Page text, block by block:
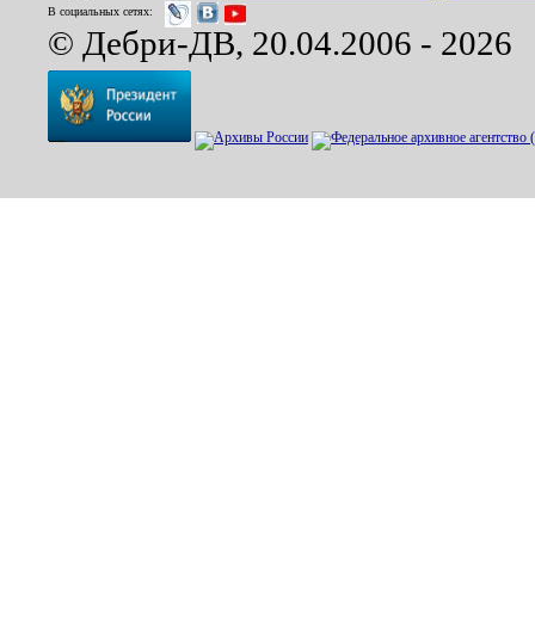
В социальных сетях:
© Дебри-ДВ, 20.04.2006 - 2026